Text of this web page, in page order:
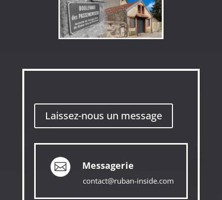
Laissez-nous un message
 Messagerie
contact@ruban-inside.com